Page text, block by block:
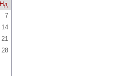
Нд
7
14
21
28